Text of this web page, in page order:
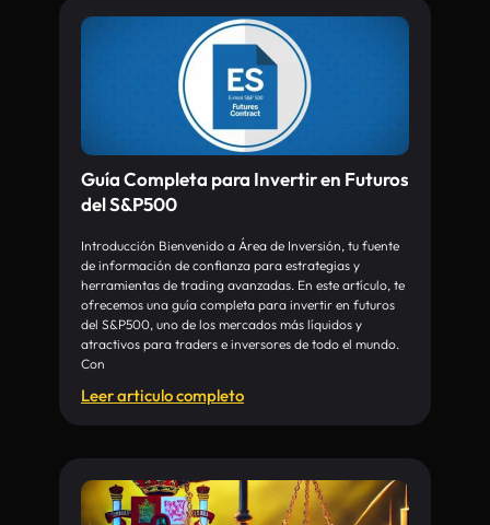
Guía Completa para Invertir en Futuros
del S&P500
Introducción Bienvenido a Área de Inversión, tu fuente
de información de confianza para estrategias y
herramientas de trading avanzadas. En este artículo, te
ofrecemos una guía completa para invertir en futuros
del S&P500, uno de los mercados más líquidos y
atractivos para traders e inversores de todo el mundo.
Con
Leer articulo completo